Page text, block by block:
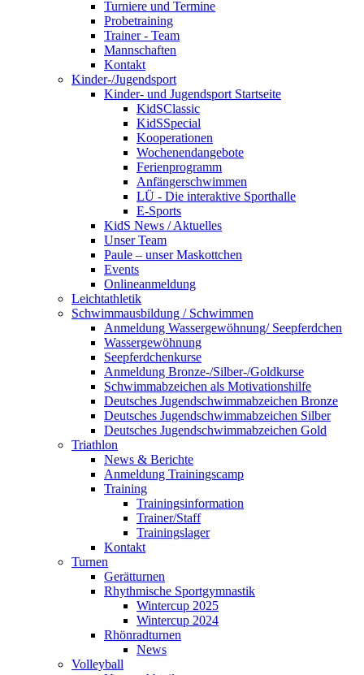
Turniere und Termine
Probetraining
Trainer - Team
Mannschaften
Kontakt
Kinder-/Jugendsport
Kinder- und Jugendsport Startseite
KidSClassic
KidSSpecial
Kooperationen
Wochenendangebote
Ferienprogramm
Anfängerschwimmen
LÜ - Die interaktive Sporthalle
E-Sports
KidS News / Aktuelles
Unser Team
Paule – unser Maskottchen
Events
Onlineanmeldung
Leichtathletik
Schwimmausbildung / Schwimmen
Anmeldung Wassergewöhnung/ Seepferdchen
Wassergewöhnung
Seepferdchenkurse
Anmeldung Bronze-/Silber-/Goldkurse
Schwimmabzeichen als Motivationshilfe
Deutsches Jugendschwimmabzeichen Bronze
Deutsches Jugendschwimmabzeichen Silber
Deutsches Jugendschwimmabzeichen Gold
Triathlon
News & Berichte
Anmeldung Trainingscamp
Training
Trainingsinformation
Trainer/Staff
Trainingslager
Kontakt
Turnen
Gerätturnen
Rhythmische Sportgymnastik
Wintercup 2025
Wintercup 2024
Rhönradturnen
News
Volleyball